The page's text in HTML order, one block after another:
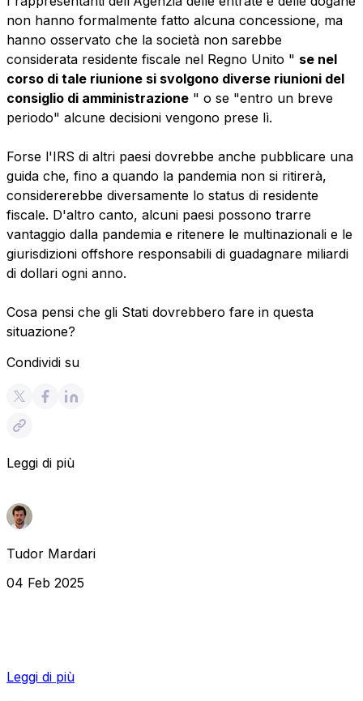
non hanno formalmente fatto alcuna concessione, ma
hanno osservato che la società non sarebbe
considerata residente fiscale nel Regno Unito " se nel
corso di tale riunione si svolgono diverse riunioni del
consiglio di amministrazione " o se "entro un breve
periodo" alcune decisioni vengono prese lì.
Forse l'IRS di altri paesi dovrebbe anche pubblicare una
guida che, fino a quando la pandemia non si ritirerà,
considererebbe diversamente lo status di residente
fiscale. D'altro canto, alcuni paesi possono trarre
vantaggio dalla pandemia e ritenere le multinazionali e le
giurisdizioni offshore responsabili di guadagnare miliardi
di dollari ogni anno.
Cosa pensi che gli Stati dovrebbero fare in questa
situazione?
Condividi su
Leggi di più
Tudor Mardari
04 Feb 2025
Leggi di più